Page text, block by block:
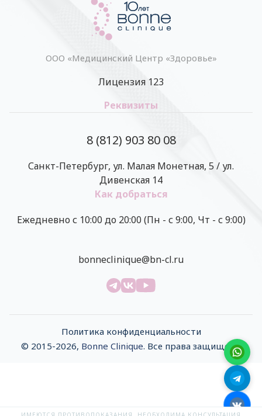
ООО «Медицинский Центр «Здоровье»
Лицензия 123
Реквизиты
8 (812) 903 80 08
Санкт-Петербург, ул. Малая Монетная, 5 / ул.
Дивенская 14
Как добраться
Ежедневно с 10:00 до 20:00 (Пн - с 9:00, Чт - с 9:00)
bonneclinique@bn-cl.ru
© 2015-2026, Bonne Clinique. Все права защищены
Политика конфиденциальности